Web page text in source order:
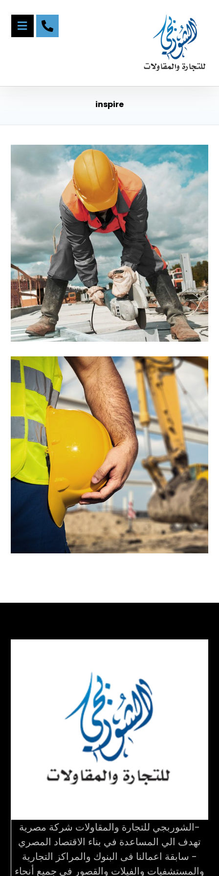
inspire
-الشوربجي للتجارة والمقاولات شركة مصرية
تهدف الي المساعدة في بناء الاقتصاد المصري
- سابقة اعمالنا فى البنوك والمراكز التجارية
والمستشفيات والفيلات والقصور فى جميع أنحاء